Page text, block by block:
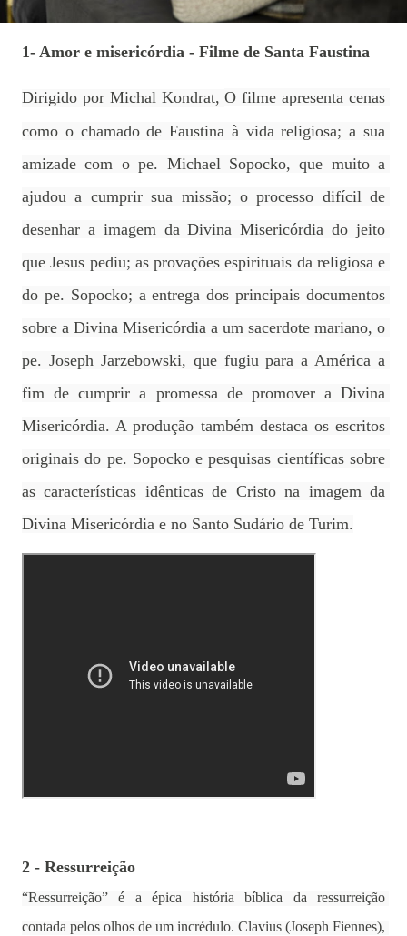
1- Amor e misericórdia - Filme de Santa Faustina
Dirigido por Michal Kondrat, O filme apresenta cenas
como o chamado de Faustina à vida religiosa; a sua
amizade com o pe. Michael Sopocko, que muito a
ajudou a cumprir sua missão; o processo difícil de
desenhar a imagem da Divina Misericórdia do jeito
que Jesus pediu; as provações espirituais da religiosa e
do pe. Sopocko; a entrega dos principais documentos
sobre a Divina Misericórdia a um sacerdote mariano, o
pe. Joseph Jarzebowski, que fugiu para a América a
fim de cumprir a promessa de promover a Divina
Misericórdia. A produção também destaca os escritos
originais do pe. Sopocko e pesquisas científicas sobre
as características idênticas de Cristo na imagem da
Divina Misericórdia e no Santo Sudário de Turim.
2 - Ressurreição
“Ressurreição” é a épica história bíblica da ressurreição
contada pelos olhos de um incrédulo. Clavius (Joseph Fiennes),